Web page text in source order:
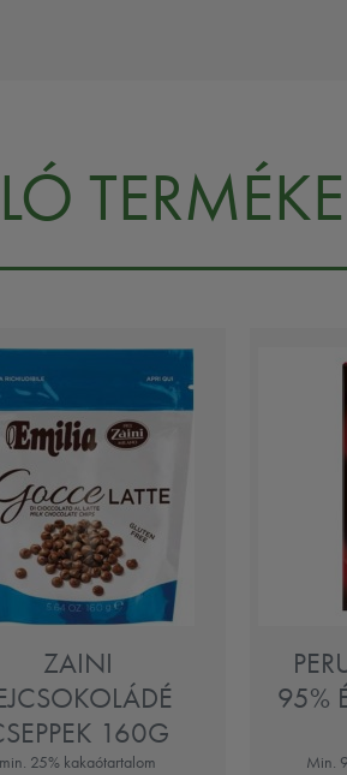
ZAINI
160G
min. 25% kakaótartalom
95%
Min.